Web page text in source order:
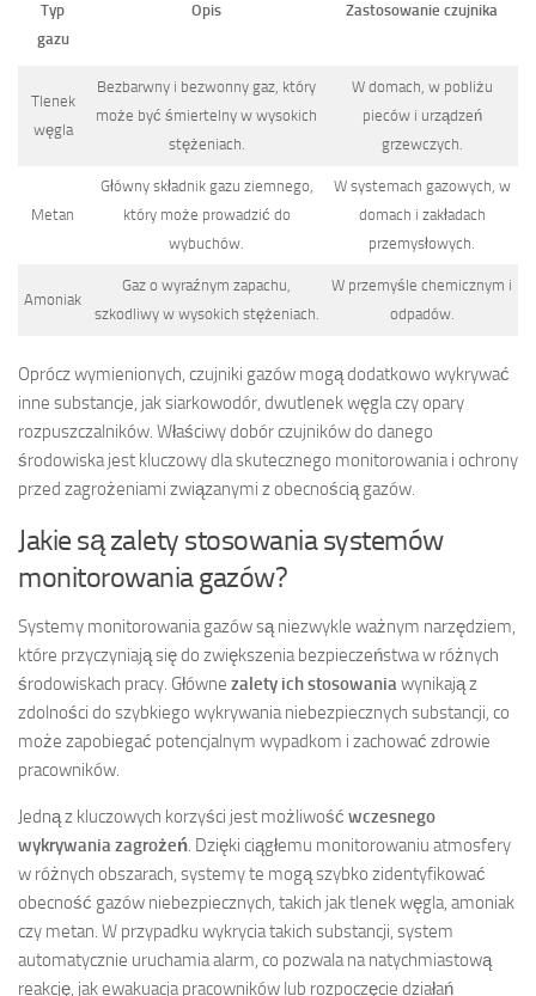
Typ
gazu
Opis Zastosowanie czujnika
Tlenek
węgla
Bezbarwny i bezwonny gaz, który
może być śmiertelny w wysokich
stężeniach.
W domach, w pobliżu
pieców i urządzeń
grzewczych.
Metan
Główny składnik gazu ziemnego,
który może prowadzić do
wybuchów.
W systemach gazowych, w
domach i zakładach
przemysłowych.
Amoniak
Gaz o wyraźnym zapachu,
szkodliwy w wysokich stężeniach.
W przemyśle chemicznym i
odpadów.
Oprócz wymienionych, czujniki gazów mogą dodatkowo wykrywać
inne substancje, jak siarkowodór, dwutlenek węgla czy opary
rozpuszczalników. Właściwy dobór czujników do danego
środowiska jest kluczowy dla skutecznego monitorowania i ochrony
przed zagrożeniami związanymi z obecnością gazów.
Jakie są zalety stosowania systemów
monitorowania gazów?
Systemy monitorowania gazów są niezwykle ważnym narzędziem,
które przyczyniają się do zwiększenia bezpieczeństwa w różnych
środowiskach pracy. Główne zalety ich stosowaniawynikają z
zdolności do szybkiego wykrywania niebezpiecznych substancji, co
może zapobiegać potencjalnym wypadkom i zachować zdrowie
pracowników.
Jedną z kluczowych korzyści jest możliwość wczesnego
wykrywania zagrożeń. Dzięki ciągłemu monitorowaniu atmosfery
w różnych obszarach, systemy te mogą szybko zidentyfikować
obecność gazów niebezpiecznych, takich jak tlenek węgla, amoniak
czy metan. W przypadku wykrycia takich substancji, system
automatycznie uruchamia alarm, co pozwala na natychmiastową
reakcję, jak ewakuacja pracowników lub rozpoczęcie działań